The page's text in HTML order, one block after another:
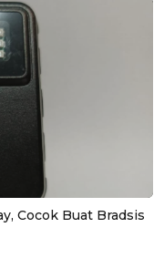
Cocok Buat Bradsis